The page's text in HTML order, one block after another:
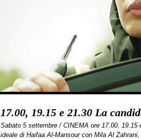
17.00, 19.15 e 21.30 La
Sabato 5 settembre / CINEMA ore 17.00, 19.15
ideale di Haifaa Al-Mansour con Mila Al